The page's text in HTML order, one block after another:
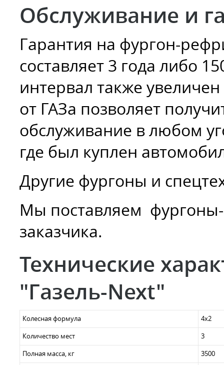
Обслуживание и
Гарантия на фургон-
составляет 3 года либо
интервал также
от ГАЗа позволяет
обслуживание в любом
где был куплен
Другие фургоны и
Мы поставляем
заказчика.
Технические
"Газель-Next"
Колесная формула 4х2
Количество мест 3
Полная масса, кг 3500